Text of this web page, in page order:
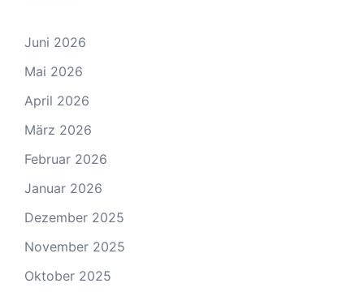
Juni 2026
Mai 2026
April 2026
März 2026
Februar 2026
Januar 2026
Dezember 2025
November 2025
Oktober 2025